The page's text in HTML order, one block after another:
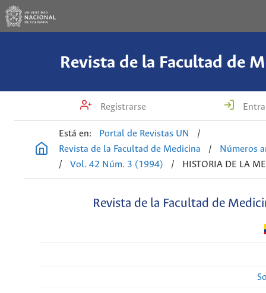
Revista de la Facultad de
Registrarse
Está en: Portal de Revistas UN
/
Revista de la Facultad de Medicina
/
Números
/
Vol. 42 Núm. 3 (1994) / HISTORIA DE LA
Revista de la Facultad de